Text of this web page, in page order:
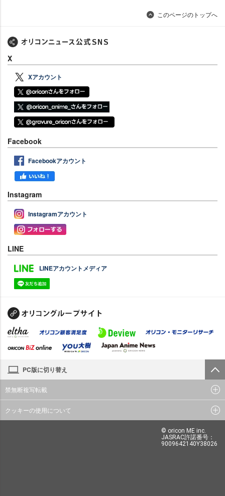
このページのトップへ
X
Xアカウント
Facebook
Facebookアカウント
Instagram
Instagramアカウント
LINE
LINEアカウントメディア
PC版に切り替え
禁無断複写転載
クッキーの使用について
© oricon ME inc.
JASRAC許諾番号：
9009642140Y38026